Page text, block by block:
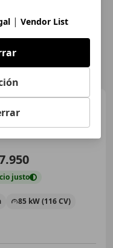
85kW
justo
85 kW (116 CV)
| Vendor List